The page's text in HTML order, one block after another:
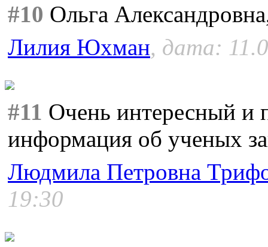
#10 Ольга
Лилия Юхман, дата:
#11 Очень интересный и
информация об ученых
Людмила Петровна
19:30